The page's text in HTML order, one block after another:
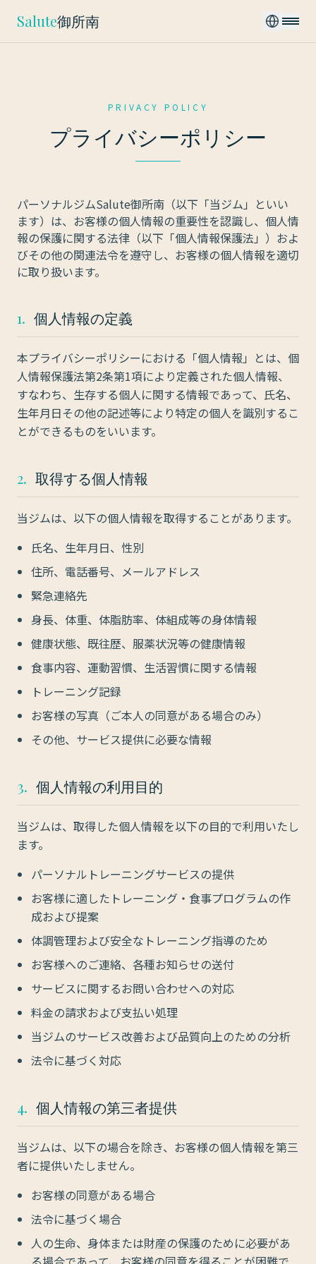
Salute御所南
PRIVACY POLICY
プライバシーポリシー
パーソナルジムSalute御所南（以下「当ジム」といい
ます）は、お客様の個人情報の重要性を認識し、個人情
報の保護に関する法律（以下「個人情報保護法」）およ
びその他の関連法令を遵守し、お客様の個人情報を適切
に取り扱います。
1. 個人情報の定義
本プライバシーポリシーにおける「個人情報」とは、個
人情報保護法第2条第1項により定義された個人情報、
すなわち、生存する個人に関する情報であって、氏名、
生年月日その他の記述等により特定の個人を識別するこ
とができるものをいいます。
2. 取得する個人情報
当ジムは、以下の個人情報を取得することがあります。
氏名、生年月日、性別
住所、電話番号、メールアドレス
緊急連絡先
身長、体重、体脂肪率、体組成等の身体情報
健康状態、既往歴、服薬状況等の健康情報
食事内容、運動習慣、生活習慣に関する情報
トレーニング記録
お客様の写真（ご本人の同意がある場合のみ）
その他、サービス提供に必要な情報
3. 個人情報の利用目的
当ジムは、取得した個人情報を以下の目的で利用いたし
ます。
パーソナルトレーニングサービスの提供
お客様に適したトレーニング・食事プログラムの作
成および提案
体調管理および安全なトレーニング指導のため
お客様へのご連絡、各種お知らせの送付
サービスに関するお問い合わせへの対応
料金の請求および支払い処理
当ジムのサービス改善および品質向上のための分析
法令に基づく対応
4. 個人情報の第三者提供
当ジムは、以下の場合を除き、お客様の個人情報を第三
者に提供いたしません。
お客様の同意がある場合
法令に基づく場合
人の生命、身体または財産の保護のために必要があ